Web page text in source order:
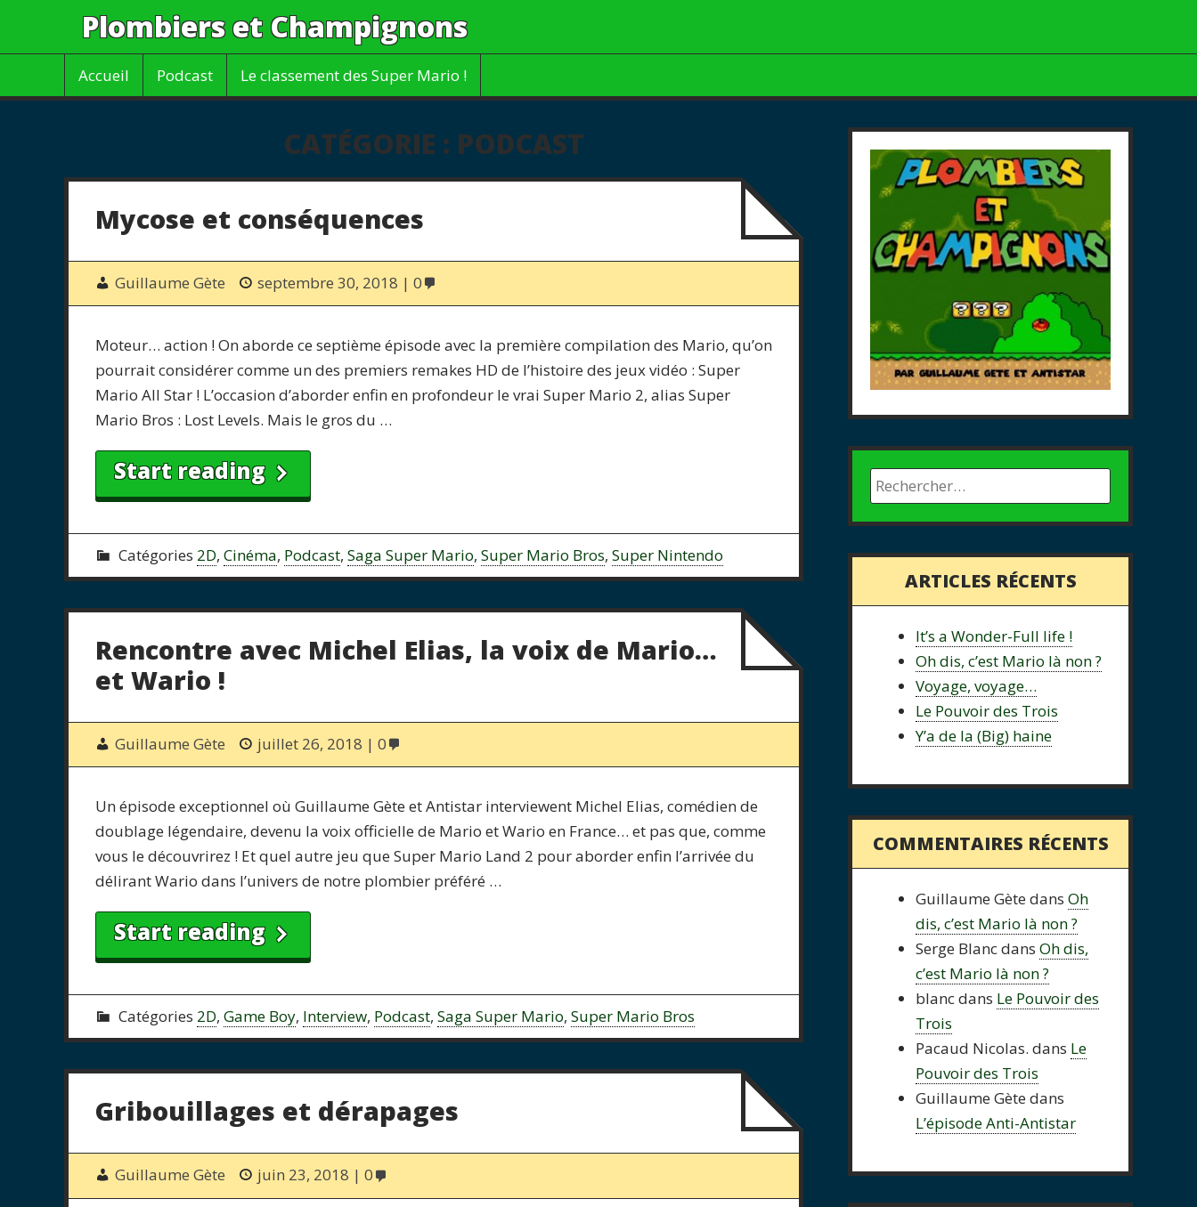
Plombiers et Champignons
Accueil Podcast Le classement des Super Mario !
CATÉGORIE : PODCAST
Mycose et conséquences
Guillaume Gète septembre 30, 2018 0
Moteur… action ! On aborde ce septième épisode avec la première compilation des Mario, qu’on
pourrait considérer comme un des premiers remakes HD de l’histoire des jeux vidéo : Super
Mario All Star ! L’occasion d’aborder enfin en profondeur le vrai Super Mario 2, alias Super
Mario Bros : Lost Levels. Mais le gros du …
Start reading
Catégories 2D, Cinéma, Podcast, Saga Super Mario, Super Mario Bros, Super Nintendo
Rencontre avec Michel Elias, la voix de Mario…
et Wario !
Guillaume Gète juillet 26, 2018 0
Un épisode exceptionnel où Guillaume Gète et Antistar interviewent Michel Elias, comédien de
doublage légendaire, devenu la voix officielle de Mario et Wario en France… et pas que, comme
vous le découvrirez ! Et quel autre jeu que Super Mario Land 2 pour aborder enfin l’arrivée du
délirant Wario dans l’univers de notre plombier préféré …
Start reading
Catégories 2D, Game Boy, Interview, Podcast, Saga Super Mario, Super Mario Bros
Gribouillages et dérapages
Guillaume Gète juin 23, 2018 0
ARTICLES RÉCENTS
It’s a Wonder-Full life !
Oh dis, c’est Mario là non ?
Voyage, voyage…
Le Pouvoir des Trois
Y’a de la (Big) haine
COMMENTAIRES RÉCENTS
Guillaume Gète dans Oh
dis, c’est Mario là non ?
Serge Blancdans Oh dis,
c’est Mario là non ?
blancdans Le Pouvoir des
Trois
Pacaud Nicolas. dans Le
Pouvoir des Trois
Guillaume Gète dans
L’épisode Anti-Antistar